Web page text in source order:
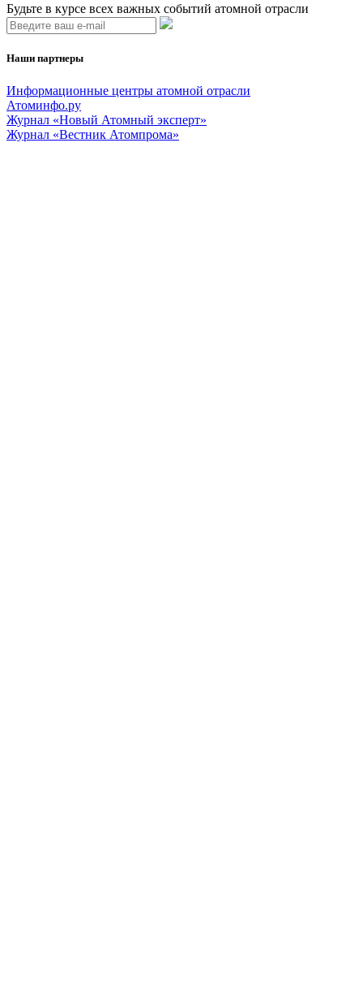
Будьте в курсе всех важных событий атомной отрасли
Наши партнеры
Информационные центры атомной отрасли
Атоминфо.ру
Журнал «Новый Атомный эксперт»
Журнал «Вестник Атомпрома»